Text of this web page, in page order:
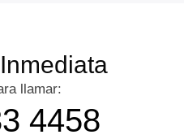
llamar:
4458